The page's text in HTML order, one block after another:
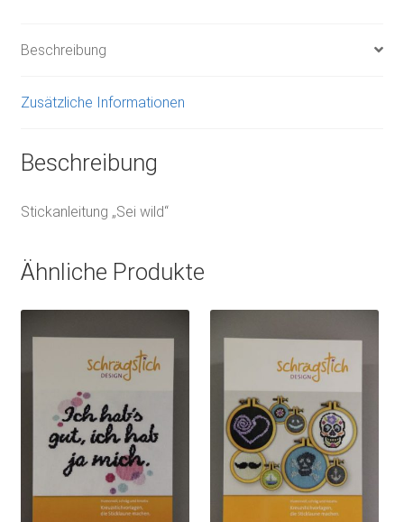
Beschreibung
Zusätzliche Informationen
Beschreibung
Stickanleitung „Sei wild“
Ähnliche Produkte